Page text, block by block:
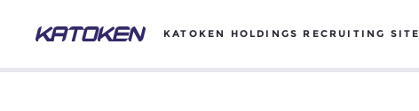
KATOKEN HOLDINGS RECRUITING SITE